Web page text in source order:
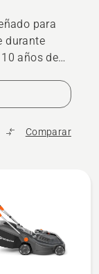
para
durante
años de
Comparar